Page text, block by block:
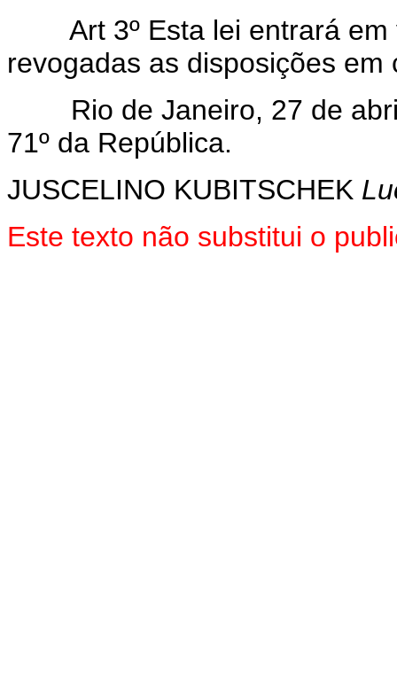
Art 3º Esta lei entrará
revogadas as disposições em
Rio de Janeiro, 27 de abril
71º da República.
JUSCELINO KUBITSCHEK
Este texto não substitui o